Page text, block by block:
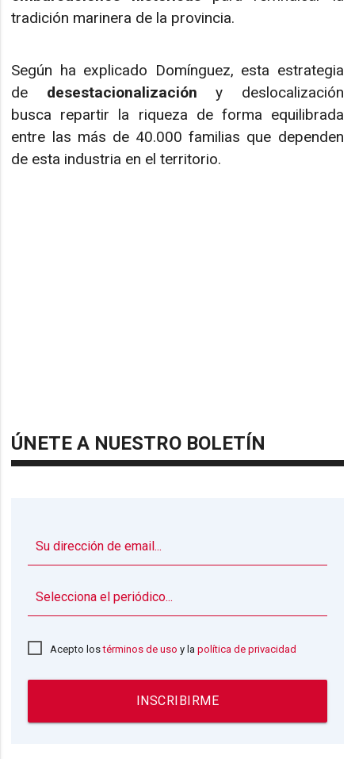
tradición marinera de la provincia.
Según ha explicado Domínguez, esta estrategia
de desestacionalización y deslocalización
busca repartir la riqueza de forma equilibrada
entre las más de 40.000 familias que dependen
de esta industria en el territorio.
ÚNETE A NUESTRO BOLETÍN
Acepto lostérminos de uso y lapolítica de privacidad
INSCRIBIRME